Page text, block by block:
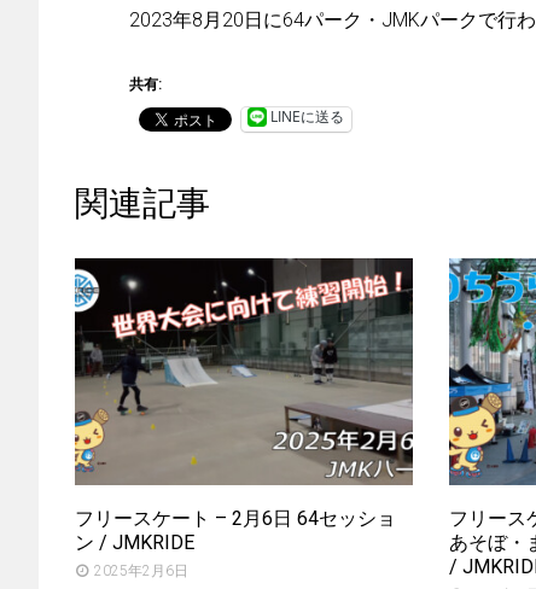
2023年8月20日に64パーク・JMKパークで行
共有:
LINEに送る
関連記事
フリースケート – 2月6日 64セッショ
ン / JMKRIDE
2025年2月6日
フリース
あそぼ・
/